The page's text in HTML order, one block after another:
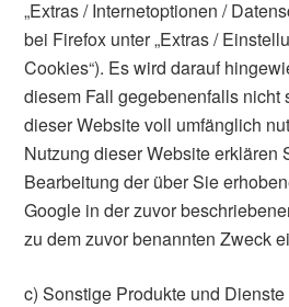
„Extras / Internetoptionen /
bei Firefox unter „Extras /
Cookies“). Es wird darauf
diesem Fall gegebenenfalls nicht
dieser Website voll umfänglich
Nutzung dieser Website erklären
Bearbeitung der über Sie
Google in der zuvor
zu dem zuvor benannten Zweck
c) Sonstige Produkte und Dienste